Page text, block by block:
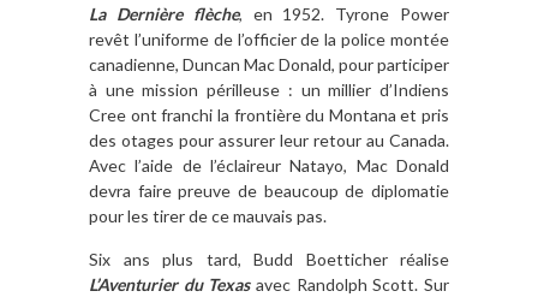
La Dernière flèche, en 1952. Tyrone Power
revêt l’uniforme de l’officier de la police montée
canadienne, Duncan Mac Donald, pour participer
à une mission périlleuse : un millier d’Indiens
Cree ont franchi la frontière du Montana et pris
des otages pour assurer leur retour au Canada.
Avec l’aide de l’éclaireur Natayo, Mac Donald
devra faire preuve de beaucoup de diplomatie
pour les tirer de ce mauvais pas.
Six ans plus tard, Budd Boetticher réalise
L’Aventurier du Texas avec Randolph Scott. Sur